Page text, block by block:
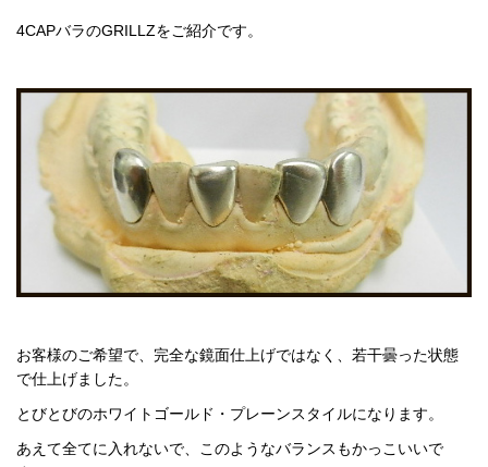
4CAPバラのGRILLZをご紹介です。
お客様のご希望で、完全な鏡面仕上げではなく、若干曇った状態
で仕上げました。
とびとびのホワイトゴールド・プレーンスタイルになります。
あえて全てに入れないで、このようなバランスもかっこいいで